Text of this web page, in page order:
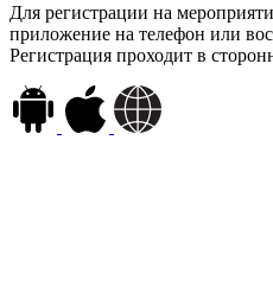
Для регистрации на
приложение на телефон или
Регистрация проходит в